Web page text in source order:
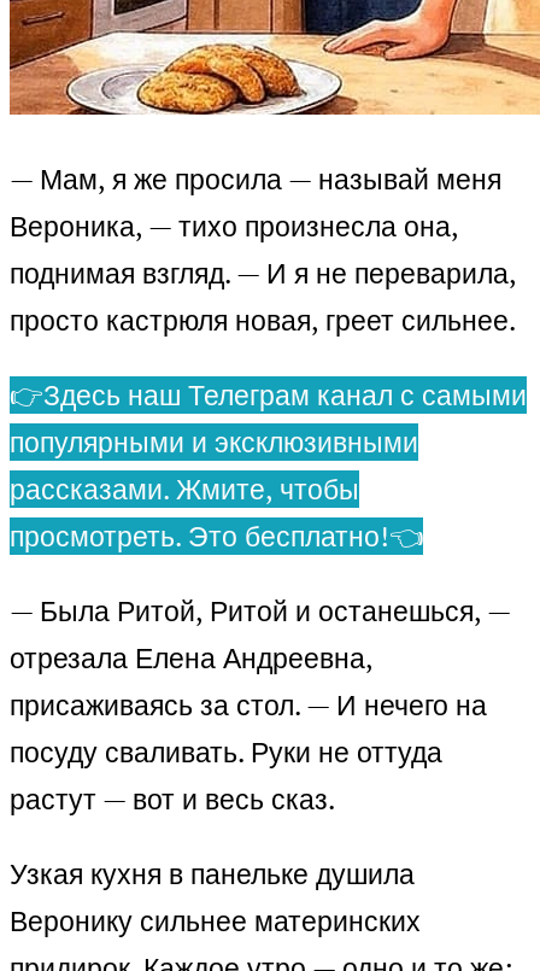
— Мам, я же просила — называй меня
Вероника, — тихо произнесла она,
поднимая взгляд. — И я не переварила,
просто кастрюля новая, греет сильнее.
👉Здесь наш Телеграм канал с самыми
популярными и эксклюзивными
рассказами. Жмите, чтобы
просмотреть. Это бесплатно!👈
— Была Ритой, Ритой и останешься, —
отрезала Елена Андреевна,
присаживаясь за стол. — И нечего на
посуду сваливать. Руки не оттуда
растут — вот и весь сказ.
Узкая кухня в панельке душила
Веронику сильнее материнских